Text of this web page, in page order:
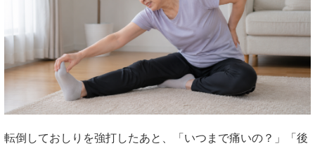
転倒しておしりを強打したあと、「いつまで痛いの？」「後